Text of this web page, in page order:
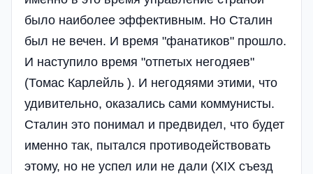
было наиболее эффективным. Но Сталин
был не вечен. И время "фанатиков" прошло.
И наступило время "отпетых негодяев"
(Томас Карлейль ). И негодяями этими, что
удивительно, оказались сами коммунисты.
Сталин это понимал и предвидел, что будет
именно так, пытался противодействовать
этому, но не успел или не дали (XIX съезд